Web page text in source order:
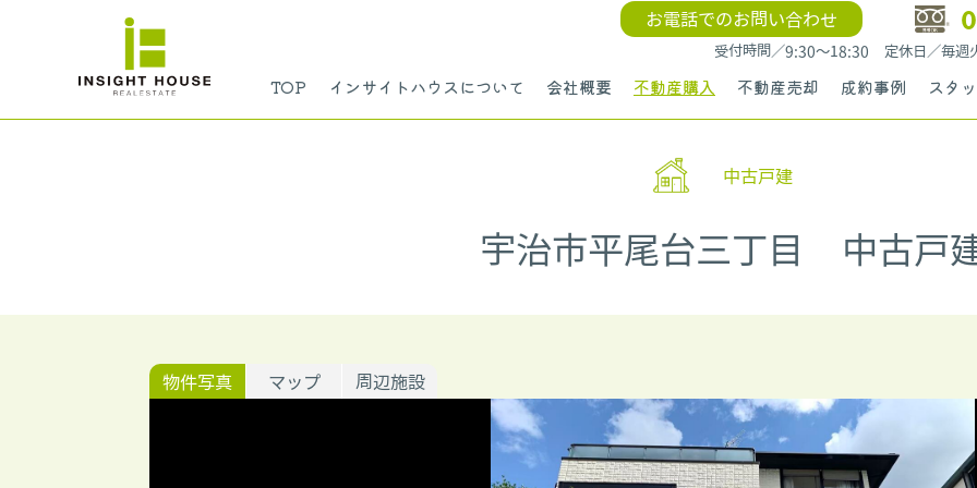
TOP インサイトハウスについて 会社概要 不動産購入 不動産売却 成約事例 スタ
お電話でのお問い合わせ
受付時間／9:30〜18:30 定休日／毎週
中古戸建
宇治市平尾台三丁目 中古戸
物件写真 マップ 周辺施設